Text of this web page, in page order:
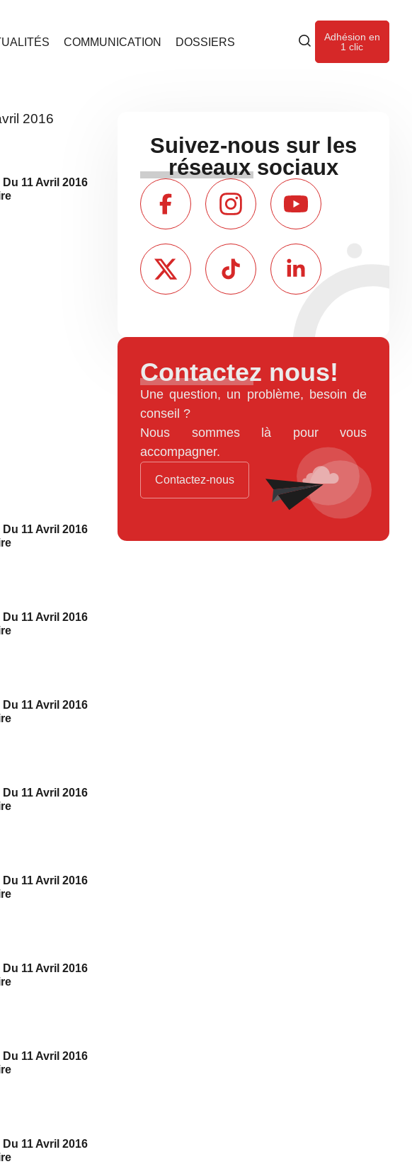
COMMUNICATION DOSSIERS
Adhésion en
1 clic
2016
11 Avril 2016
11 Avril 2016
11 Avril 2016
11 Avril 2016
11 Avril 2016
11 Avril 2016
11 Avril 2016
11 Avril 2016
11 Avril 2016
Suivez-nous sur les
réseaux sociaux
Contactez nous!
Une question, un problème, besoin de
conseil ?
Nous sommes là pour vous
accompagner.
Contactez-nous